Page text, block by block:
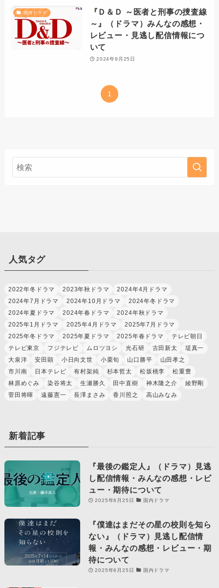
国内ドラマ
『Ｄ＆Ｄ ～医者と刑事の捜査線
～』（ドラマ）みんなの感想・
レビュー・見逃し配信情報につ
いて
2024年9月25日
1
人気タグ
2022年冬ドラマ 2023年秋ドラマ
2024年4月ドラマ
2024年7月ドラマ
2024年10月ドラマ
2024年冬ドラマ
2024年夏ドラマ
2024年春ドラマ
2024年秋ドラマ
2025年1月ドラマ
2025年4月ドラマ
2025年7月ドラマ
2025年冬ドラマ
2025年夏ドラマ 2025年春ドラマ
テレビ朝日
テレビ東京
フジテレビ ムロツヨシ 光石研 古田新太
堤真一
大泉洋
安田顕 小日向文世 小栗旬 山口勝平
山田孝之
市川南
日本テレビ 有村架純 杉本哲太 松坂桃李
松重豊
林原めぐみ
染谷将太 生瀬勝久 田中直樹 神木隆之介
綾野剛
菅田将暉
遠藤憲一 長澤まさみ 香川照之 高山みなみ
新着記事
『最後の鑑定人』（ドラマ）見逃
し配信情報・みんなの感想・レビ
ュー・期待について
2025年6月25日 国内ドラマ
『僕達はまだその星の校則を知ら
ない』（ドラマ）見逃し配信情
報・みんなの感想・レビュー・期
待について
2025年6月25日 国内ドラマ